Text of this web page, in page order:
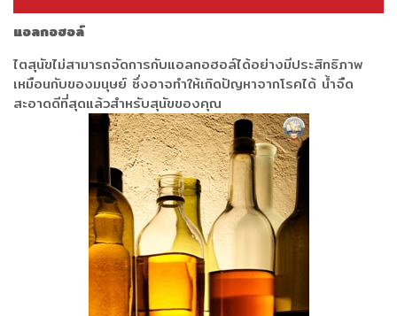
แอลกอฮอล์
ไตสุนัขไม่สามารถจัดการกับแอลกอฮอล์ได้อย่างมีประสิทธิภาพ
เหมือนกับของมนุษย์ ซึ่งอาจทำให้เกิดปัญหาจากโรคได้ น้ำจืด
สะอาดดีที่สุดแล้วสำหรับสุนัขของคุณ